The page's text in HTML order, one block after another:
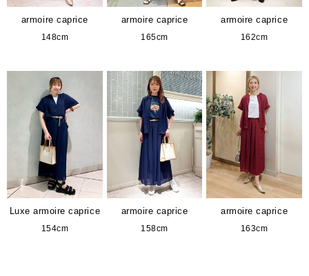
armoire caprice
148cm
armoire caprice
165cm
armoire caprice
162cm
Luxe armoire caprice
154cm
armoire caprice
158cm
armoire caprice
163cm